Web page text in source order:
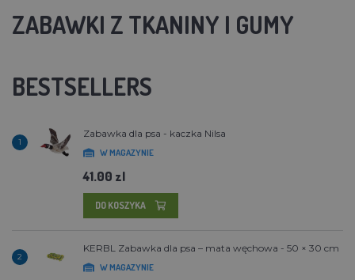
ZABAWKI Z TKANINY I GUMY
BESTSELLERS
1
Zabawka dla psa - kaczka Nilsa
W MAGAZYNIE
41.00 zl
DO KOSZYKA
2
KERBL Zabawka dla psa – mata węchowa - 50 × 30 cm
W MAGAZYNIE